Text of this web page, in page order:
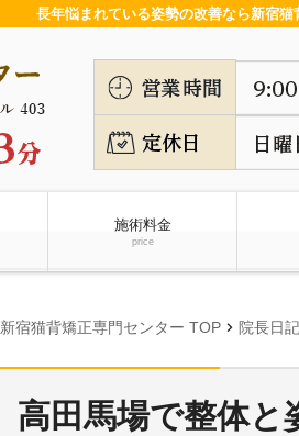
長年悩まれている姿勢の改善なら新宿
施術料金
price
新宿猫背矯正専門センター TOP chevron_right 院長日記
高田馬場で整体と